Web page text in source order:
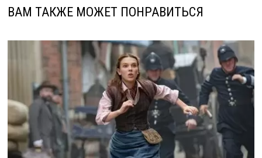
ВАМ ТАКЖЕ МОЖЕТ ПОНРАВИТЬСЯ